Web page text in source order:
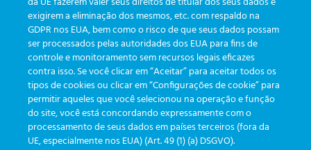
Updates(19)
Events (19)
Features(35)
Newsletters(111)
TAGS
exigirem a eliminação dos mesmos, etc. com respaldo na
GDPR nos EUA, bem como o risco de que seus dados possam
ser processados pelas autoridades dos EUA para fins de
controle e monitoramento sem recursos legais eficazes
contra isso. Se você clicar em “Aceitar” para aceitar todos os
tipos de cookies ou clicar em “Configurações de cookie” para
permitir aqueles que você selecionou na operação e função
do site, você está concordando expressamente com o
processamento de seus dados em países terceiros (fora da
UE, especialmente nos EUA) (Art. 49 (1) (a) DSGVO).